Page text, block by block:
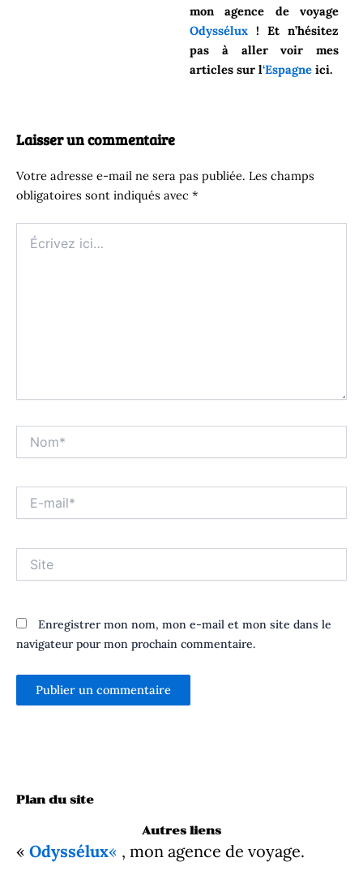
mon agence de voyage
Odyssélux ! Et n’hésitez
pas à aller voir mes
articles sur l‘Espagne ici.
Laisser un commentaire
Votre adresse e-mail ne sera pas publiée. Les champs
obligatoires sont indiqués avec *
ici…
mail*
Enregistrer mon nom, mon e-mail et mon site dans le
navigateur pour mon prochain commentaire.
Plan du site
Autres liens
« Odyssélux« , mon agence de voyage.